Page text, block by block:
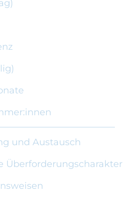
und Austausch
Überforderungscharakter